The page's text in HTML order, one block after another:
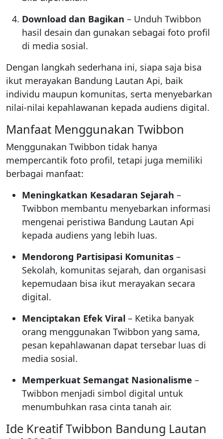
Download dan Bagikan – Unduh Twibbon
hasil desain dan gunakan sebagai foto profil
di media sosial.
Dengan langkah sederhana ini, siapa saja bisa
ikut merayakan Bandung Lautan Api, baik
individu maupun komunitas, serta menyebarkan
nilai-nilai kepahlawanan kepada audiens digital.
Manfaat Menggunakan Twibbon
Menggunakan Twibbon tidak hanya
mempercantik foto profil, tetapi juga memiliki
berbagai manfaat:
Meningkatkan Kesadaran Sejarah –
Twibbon membantu menyebarkan informasi
mengenai peristiwa Bandung Lautan Api
kepada audiens yang lebih luas.
Mendorong Partisipasi Komunitas –
Sekolah, komunitas sejarah, dan organisasi
kepemudaan bisa ikut merayakan secara
digital.
Menciptakan Efek Viral – Ketika banyak
orang menggunakan Twibbon yang sama,
pesan kepahlawanan dapat tersebar luas di
media sosial.
Memperkuat Semangat Nasionalisme –
Twibbon menjadi simbol digital untuk
menumbuhkan rasa cinta tanah air.
Ide Kreatif Twibbon Bandung Lautan